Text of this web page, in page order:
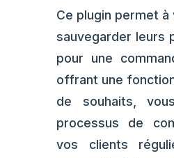
Ce plugin permet
sauvegarder leurs
pour une
offrant une
de souhaits,
processus de
vos clients